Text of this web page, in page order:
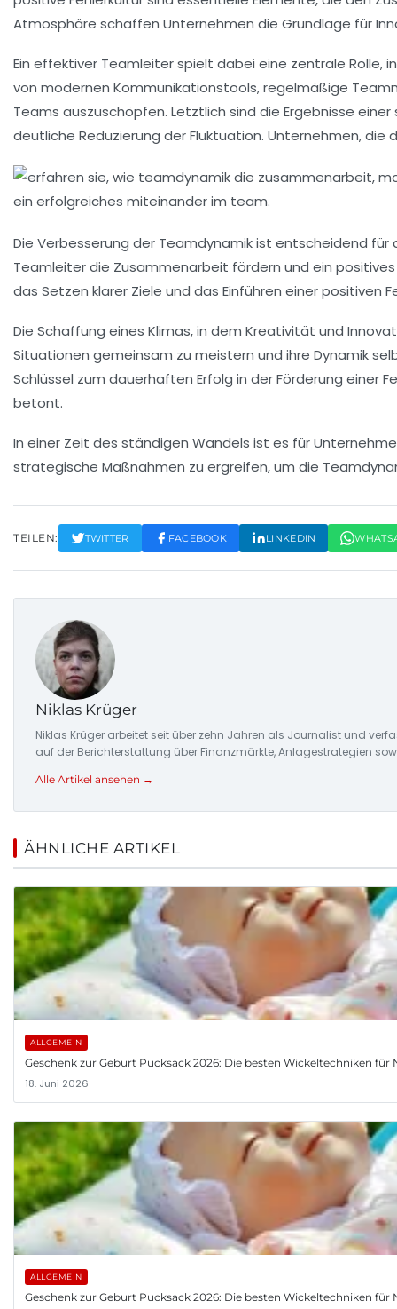
Atmosphäre schaffen Unternehmen die Grundlage für
Ein effektiver Teamleiterspielt dabei eine zentrale Rolle,
von modernen Kommunikationstools, regelmäßige
Teams auszuschöpfen. Letztlich sind die Ergebnisse einer
deutliche Reduzierung der Fluktuation. Unternehmen, die
Die Verbesserung der Teamdynamikist entscheidend für
Teamleiter die Zusammenarbeit fördern und ein
das Setzen klarer Ziele und das Einführen einer positiven
Die Schaffung eines Klimas, in dem Kreativität und
Situationen gemeinsam zu meistern und ihre Dynamik
Schlüssel zum dauerhaften Erfolg in der Förderung einer
betont.
In einer Zeit des ständigen Wandels ist es für
strategische Maßnahmen zu ergreifen, um die
TEILEN: TWITTER FACEBOOK LINKEDIN
Niklas Krüger
Niklas Krüger arbeitet seit über zehn Jahren als Journalist und
auf der Berichterstattung über Finanzmärkte, Anlagestrategien
Alle Artikel ansehen →
ÄHNLICHE ARTIKEL
ALLGEMEIN
Geschenk zur Geburt Pucksack 2026: Die besten Wickeltechniken für
18. Juni 2026
ALLGEMEIN
Geschenk zur Geburt Pucksack 2026: Die besten Wickeltechniken für